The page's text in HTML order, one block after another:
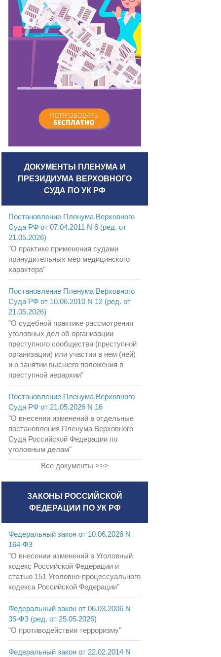
ДОКУМЕНТЫ ПЛЕНУМА И
ПРЕЗИДИУМА ВЕРХОВНОГО
СУДА ПО УК РФ
Постановление Пленума Верховного
Суда РФ от 07.04.2011 N 6 (ред. от
21.05.2026)
"О практике применения судами
принудительных мер медицинского
характера"
Постановление Пленума Верховного
Суда РФ от 10.06.2010 N 12 (ред. от
21.05.2026)
"О судебной практике рассмотрения
уголовных дел об организации
преступного сообщества (преступной
организации) или участии в нем (ней)
и о занятии высшего положения в
преступной иерархии"
Постановление Пленума Верховного
Суда РФ от 21.05.2026 N 16
"О внесении изменений в отдельные
постановления Пленума Верховного
Суда Российской Федерации по
уголовным делам"
Все документы >>>
ЗАКОНЫ РОССИЙСКОЙ
ФЕДЕРАЦИИ ПО УК РФ
Федеральный закон от 10.06.2026 N
164-ФЗ
"О внесении изменений в Уголовный
кодекс Российской Федерации и
статью 151 Уголовно-процессуального
кодекса Российской Федерации"
Федеральный закон от 06.03.2006 N
35-ФЗ (ред. от 25.05.2026)
"О противодействии терроризму"
Федеральный закон от 22.02.2014 N